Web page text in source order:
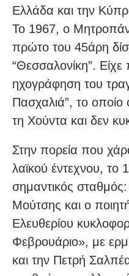
Ελλάδα και την
Το 1967, ο
πρώτο του 45άρη
“Θεσσαλονίκη”. Είχε
ηχογράφηση του
Πασχαλιά”, το
τη Χούντα και δεν
Στην πορεία που
λαϊκού έντεχνου, το
σημαντικός
Μούτσης και ο
Ελευθερίου
Φεβρουάριο», με
και την Πετρή